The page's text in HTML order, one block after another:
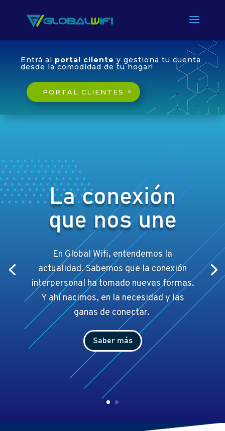
Entrá al portal cliente y gestiona tu cuenta
desde la comodidad de tu hogar!
PORTAL CLIENTES
La conexión
que nos une
En Global Wifi, entendemos la
actualidad. Sabemos que la conexión
interpersonal ha tomado nuevas formas.
Y ahí nacimos, en la necesidad y las
ganas de conectar.
Saber más